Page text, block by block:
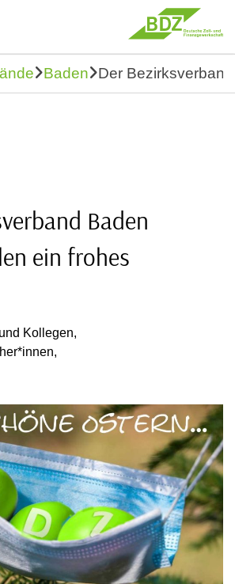
Baden Der
Baden
ein frohes
Kollegen,